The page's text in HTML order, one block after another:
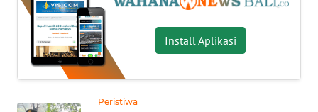
Install Aplikasi
Peristiwa
KHAS
SERBA-
SERBI